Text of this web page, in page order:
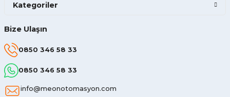
Bize Ulaşın
0850 346 58 33
0850 346 58 33
info@meonotomasyon.com
Kategoriler